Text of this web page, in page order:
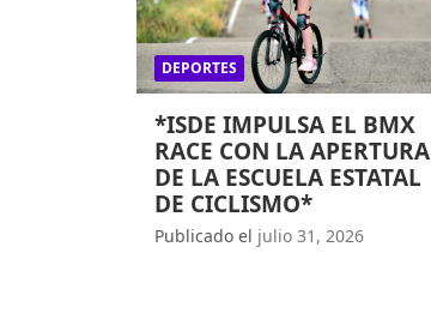
DEPORTES
*ISDE IMPULSA EL BMX
RACE CON LA APERTURA
DE LA ESCUELA ESTATAL
DE CICLISMO*
Publicado el julio 31, 2026